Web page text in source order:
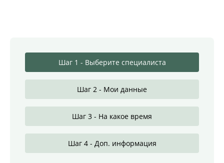
Шаг 1 - Выберите специалиста
Шаг 2 - Мои данные
Шаг 3 - На какое время
Шаг 4 - Доп. информация